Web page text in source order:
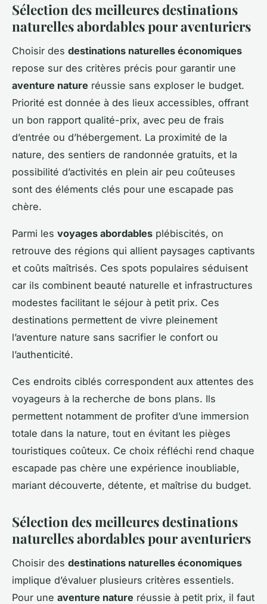
Sélection des meilleures destinations
naturelles abordables pour aventuriers
Choisir des destinations naturelles économiques
repose sur des critères précis pour garantir une
aventure nature réussie sans exploser le budget.
Priorité est donnée à des lieux accessibles, offrant
un bon rapport qualité-prix, avec peu de frais
d’entrée ou d’hébergement. La proximité de la
nature, des sentiers de randonnée gratuits, et la
possibilité d’activités en plein air peu coûteuses
sont des éléments clés pour une escapade pas
chère.
Parmi les voyages abordables plébiscités, on
retrouve des régions qui allient paysages captivants
et coûts maîtrisés. Ces spots populaires séduisent
car ils combinent beauté naturelle et infrastructures
modestes facilitant le séjour à petit prix. Ces
destinations permettent de vivre pleinement
l’aventure nature sans sacrifier le confort ou
l’authenticité.
Ces endroits ciblés correspondent aux attentes des
voyageurs à la recherche de bons plans. Ils
permettent notamment de profiter d’une immersion
totale dans la nature, tout en évitant les pièges
touristiques coûteux. Ce choix réfléchi rend chaque
escapade pas chère une expérience inoubliable,
mariant découverte, détente, et maîtrise du budget.
Sélection des meilleures destinations
naturelles abordables pour aventuriers
Choisir des destinations naturelles économiques
implique d’évaluer plusieurs critères essentiels.
Pour une aventure nature réussie à petit prix, il faut